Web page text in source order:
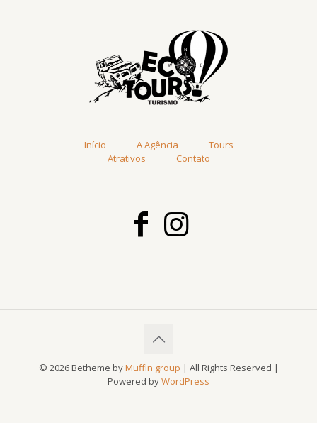
Início A Agência
Tours
Atrativos
Contato
© 2026 Betheme byMuffin group | All Rights Reserved |
Powered byWordPress